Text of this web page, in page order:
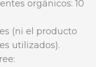
orgánicos: 10
(ni el producto
utilizados).